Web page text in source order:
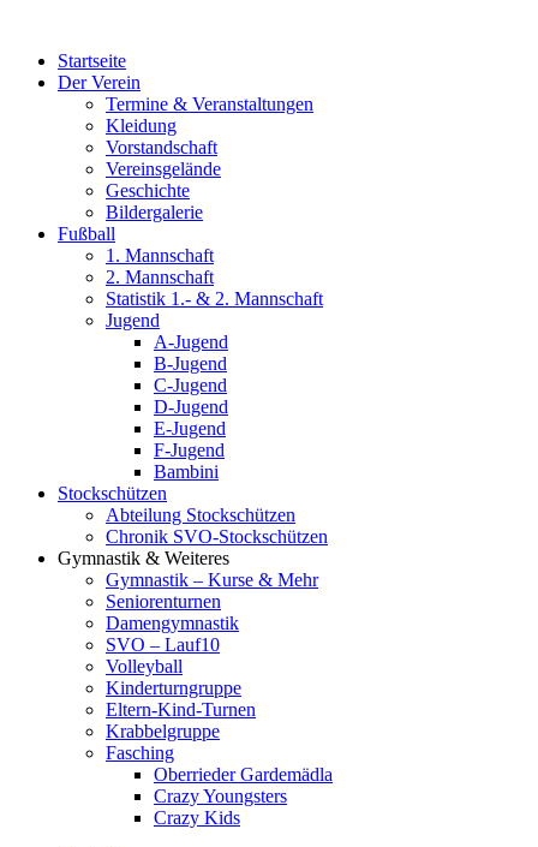
wechselnStartseite
Der Verein
Termine & Veranstaltungen
Kleidung
Vorstandschaft
Vereinsgelände
Geschichte
Bildergalerie
Fußball
1. Mannschaft
2. Mannschaft
Statistik 1.- & 2. Mannschaft
Jugend
A-Jugend
B-Jugend
C-Jugend
D-Jugend
E-Jugend
F-Jugend
Bambini
Stockschützen
Abteilung Stockschützen
Chronik SVO-Stockschützen
Gymnastik & Weiteres
Gymnastik – Kurse & Mehr
Seniorenturnen
Damengymnastik
SVO – Lauf10
Volleyball
Kinderturngruppe
Eltern-Kind-Turnen
Krabbelgruppe
Fasching
Oberrieder Gardemädla
Crazy Youngsters
Crazy Kids